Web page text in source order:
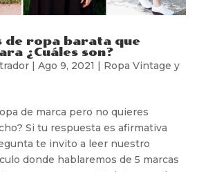
de ropa barata que
¿Cuáles son?
| Ago 9, 2021 | Ropa Vintage y
de marca pero no quieres
Si tu respuesta es afirmativa
te invito a leer nuestro
donde hablaremos de 5 marcas